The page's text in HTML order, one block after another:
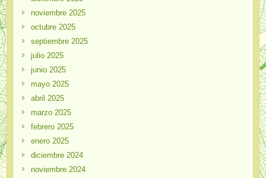
noviembre 2025
octubre 2025
septiembre 2025
julio 2025
junio 2025
mayo 2025
abril 2025
marzo 2025
febrero 2025
enero 2025
diciembre 2024
noviembre 2024